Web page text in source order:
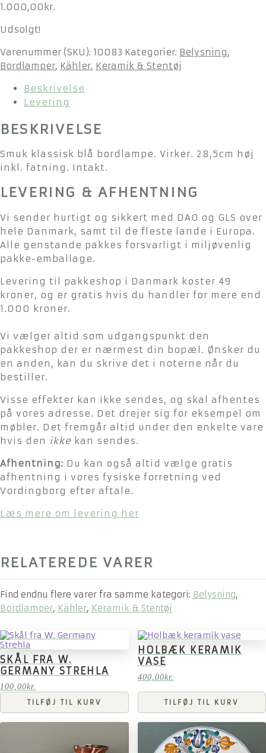
1.000,00 kr.
Udsolgt!
Varenummer (SKU): 10083 Kategorier: Belysning,
Bordlamper, Kähler, Keramik & Stentøj
Beskrivelse
Levering
BESKRIVELSE
Smuk klassisk blå bordlampe. Virker. 28,5cm høj
inkl. fatning. Intakt.
LEVERING & AFHENTNING
Vi sender hurtigt og sikkert med DAO og GLS over
hele Danmark, samt til de fleste lande i Europa.
Alle genstande pakkes forsvarligt i miljøvenlig
pakke-emballage.
Levering til pakkeshop i Danmark koster 49
kroner, og er gratis hvis du handler for mere end
1.000 kroner.
Vi vælger altid som udgangspunkt den
pakkeshop der er nærmest din bopæl. Ønsker du
en anden, kan du skrive det i noterne når du
bestiller.
Visse effekter kan ikke sendes, og skal afhentes
på vores adresse. Det drejer sig for eksempel om
møbler. Det fremgår altid under den enkelte vare
hvis den ikke kan sendes.
Afhentning: Du kan også altid vælge gratis
afhentning i vores fysiske forretning ved
Vordingborg efter aftale.
Læs mere om levering her
RELATEREDE VARER
Find endnu flere varer fra samme kategori: Belysning,
Bordlamper, Kähler, Keramik & Stentøj
SKÅL FRA W.
GERMANY STREHLA
100,00kr.
TILFØJ TIL KURV
HOLBÆK KERAMIK
VASE
400,00kr.
TILFØJ TIL KURV